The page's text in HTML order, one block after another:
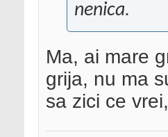
nenica.
Ma, ai mare
grija, nu ma
sa zici ce